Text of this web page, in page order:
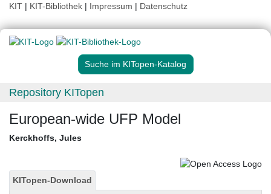
KIT | KIT-Bibliothek | Impressum | Datenschutz
Suche im KITopen-Katalog
Repository KITopen
European-wide UFP Model
Kerckhoffs, Jules
KITopen-Download